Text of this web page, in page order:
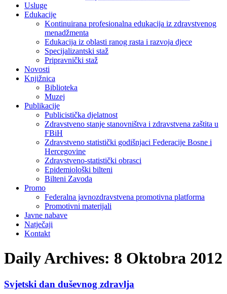
Usluge
Edukacije
Kontinuirana profesionalna edukacija iz zdravstvenog
menadžmenta
Edukacija iz oblasti ranog rasta i razvoja djece
Specijalizantski staž
Pripravnički staž
Novosti
Knjižnica
Biblioteka
Muzej
Publikacije
Publicistička djelatnost
Zdravstveno stanje stanovništva i zdravstvena zaštita u
FBiH
Zdravstveno statistički godišnjaci Federacije Bosne i
Hercegovine
Zdravstveno-statistički obrasci
Epidemiološki bilteni
Bilteni Zavoda
Promo
Federalna javnozdravstvena promotivna platforma
Promotivni materijali
Javne nabave
Natječaji
Kontakt
Daily Archives: 8 Oktobra 2012
Svjetski dan duševnog zdravlja